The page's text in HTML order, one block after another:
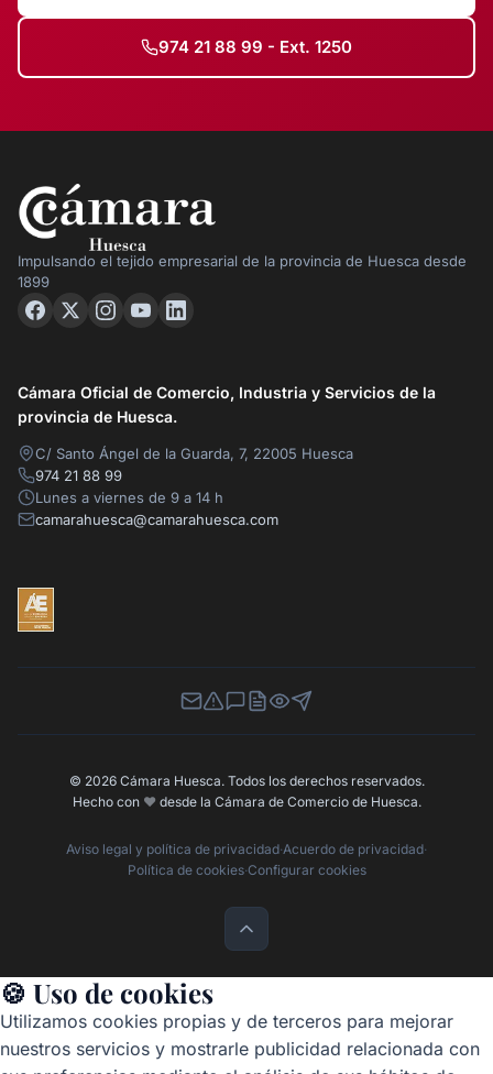
974 21 88 99 - Ext. 1250
Impulsando el tejido empresarial de la provincia de Huesca desde
1899
Cámara Oficial de Comercio, Industria y Servicios de la
provincia de Huesca.
C/ Santo Ángel de la Guarda, 7, 22005 Huesca
974 21 88 99
Lunes a viernes de 9 a 14 h
camarahuesca@camarahuesca.com
Newsletter
Canal de Denuncias
Buzón de Sugerencias
Perfil Contratante
Ley de Transparencia
Contacta con nosotros
© 2026 Cámara Huesca. Todos los derechos reservados.
Hecho con ❤️ desde la Cámara de Comercio de Huesca.
Aviso legal y política de privacidad·Acuerdo de privacidad·
Política de cookies·Configurar cookies
🍪 Uso de cookies
Utilizamos cookies propias y de terceros para mejorar
nuestros servicios y mostrarle publicidad relacionada con